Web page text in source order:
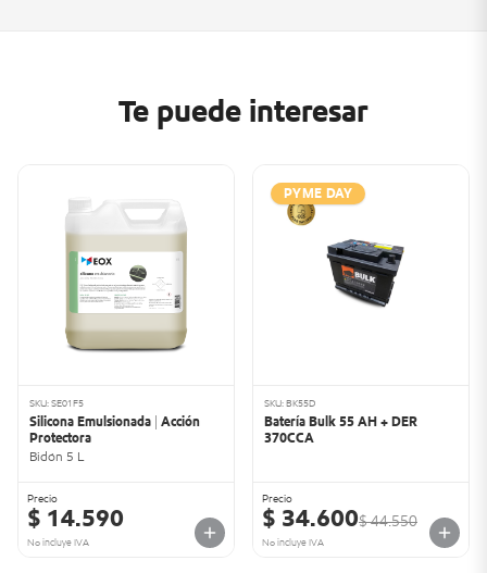
Te puede interesar
SKU: SE01F5
Silicona Emulsionada | Acción
Protectora
Bidón 5 L
Precio
$ 14.590
No incluye IVA
PYME DAY
SKU: BK55D
Batería Bulk 55 AH + DER
370CCA
Precio
$ 34.600$ 44.550
No incluye IVA